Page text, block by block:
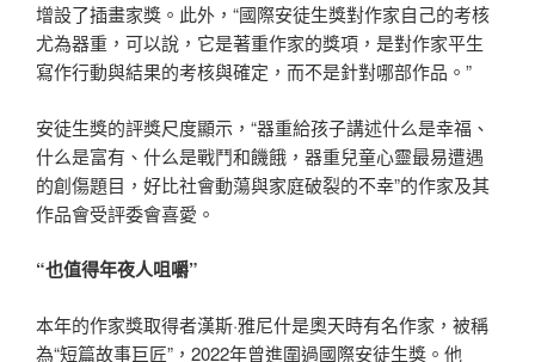
增設了插畫家獎。此外，“國際安徒生獎對作家自己的考核
尤為器重，可以說，它是著重作家的獎項，是對作家平生
寫作行動與結果的考核與確定，而不是針對哪部作品。”
安徒生獎的評獎尺度顯示，“器重給孩子講述什么是幸福、
什么是富有、什么是戰鬥和饑餓，器重兒童心靈最易遭遇
的創傷題目，好比社會動蕩與家庭破裂的不幸”的作家及其
作品會受評委會喜愛。
“也值得年夜人咀嚼”
本年的作家獎取得者漢斯·雅尼什是奧天時有名作家，被稱
為“短篇故事巨匠”，2022年曾進圍過國際安徒生獎。他